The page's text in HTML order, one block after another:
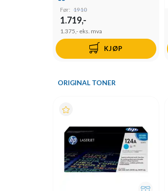
Før: 1910
1.719,-
1.375,- eks. mva
KJØP
ORIGINAL TONER